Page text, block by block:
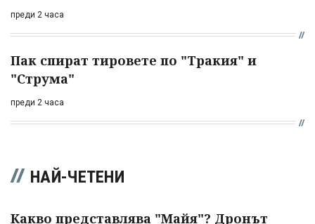
преди 2 часа
Пак спират тировете по "Тракия" и
"Струма"
преди 2 часа
НАЙ-ЧЕТЕНИ
Какво представлява "Майя"? Дронът